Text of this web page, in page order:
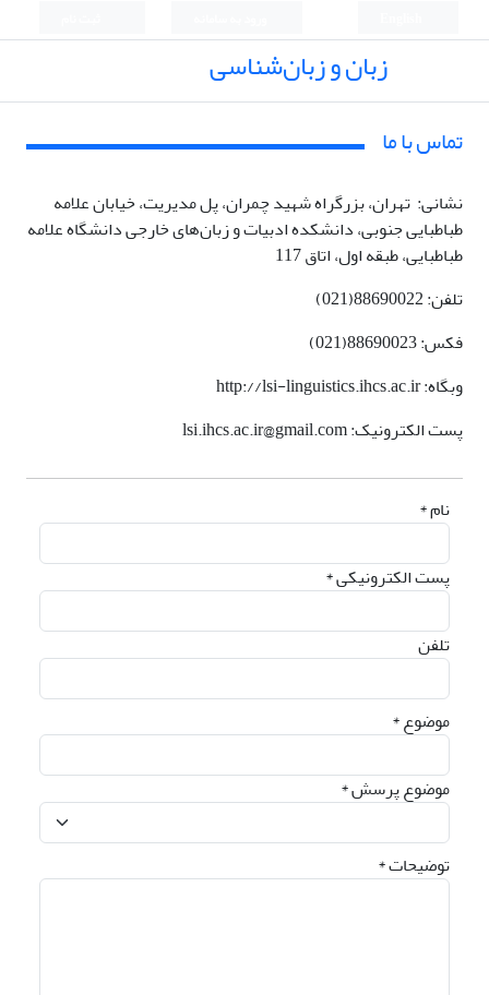
زبان و زبان‌شناسی
تماس با ما
نشانی: تهران، بزرگراه شهید چمران، پل مدیریت، خیابان علامه
طباطبایی جنوبی، دانشکده ادبیات و زبان‌های خارجی دانشگاه علامه
طباطبایی، طبقه اول، اتاق 117
تلفن: 88690022(021)
فکس: 88690023(021)
وبگاه:http://lsi-linguistics.ihcs.ac.ir
پست الکترونیک: lsi.ihcs.ac.ir@gmail.com
نام *
پست الکترونیکی *
تلفن
موضوع *
موضوع پرسش *
توضیحات *